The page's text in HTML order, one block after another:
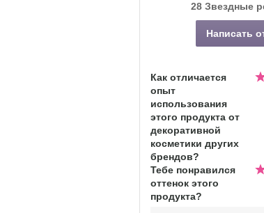
28 Звездные
Написать
Как отличается
опыт
использования
этого продукта от
декоративной
косметики других
брендов?
Тебе понравился
оттенок этого
продукта?